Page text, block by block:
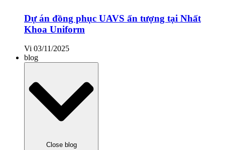
Dự án đồng phục UAVS ấn tượng tại Nhất
Khoa Uniform
Vi 03/11/2025
blog
Close blog